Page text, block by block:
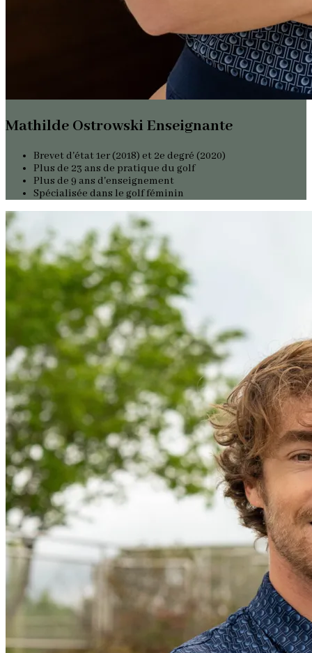
Mathilde Ostrowski Enseignante
Brevet d'état 1er (2018) et 2e degré (2020)
Plus de 23 ans de pratique du golf
Plus de 9 ans d'enseignement
Spécialisée dans le golf féminin